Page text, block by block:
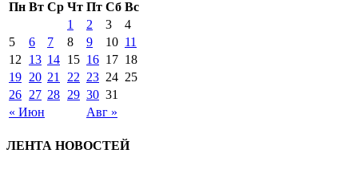
Пн Вт Ср Чт Пт Сб Вс
« Июн Авг »
1 2 3
4
5
6 7 8 9 10 11
12
13 14 15 16 17 18
19 20 21 22 23 24 25
26 27 28 29 30 31
ЛЕНТА НОВОСТЕЙ